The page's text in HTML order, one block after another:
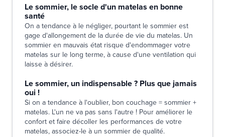
Le sommier, le socle d'un matelas en bonne
santé
On a tendance à le négliger, pourtant le sommier est
gage d'allongement de la durée de vie du matelas. Un
sommier en mauvais état risque d'endommager votre
matelas sur le long terme, à cause d'une ventilation qui
laisse à désirer.
Le sommier, un indispensable ? Plus que jamais
oui !
Si on a tendance à l'oublier, bon couchage = sommier +
matelas. L'un ne va pas sans l'autre ! Pour améliorer le
confort et faire décoller les performances de votre
matelas, associez-le à un sommier de qualité.